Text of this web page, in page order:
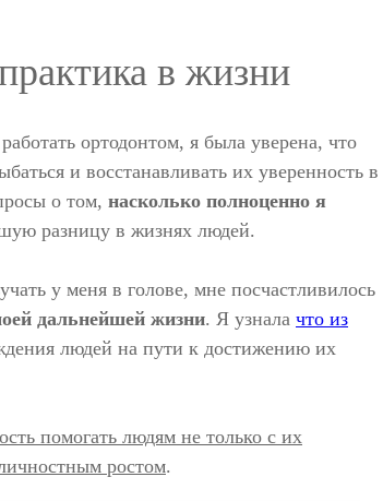
в жизни
ортодонтом, я была уверена, что
и восстанавливать их уверенность в
о том, насколько полноценно я
разницу в жизнях людей.
у меня в голове, мне посчастливилось
дальнейшей жизни. Я узнала что из
людей на пути к достижению их
помогать людям не только с их
ростом.